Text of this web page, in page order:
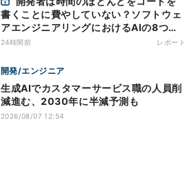
書くことに費やしていない？ソフトウェ
アエンジニアリングにおけるAIの8つの
神話への賛否
24時間前 レポート
開発/エンジニア
生成AIでカスタマーサービス職の人員削
減進む、2030年に半減予測も
2026/08/07 12:54